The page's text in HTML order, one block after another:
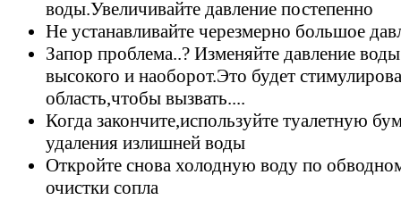
воды.Увеличивайте давление постепенно
Не устанавливайте черезмерно большое
Запор проблема..? Изменяйте давление
высокого и наоборот.Это будет
область,чтобы вызвать....
Когда закончите,используйте туалетную
удаления излишней воды
Откройте снова холодную воду по
очистки сопла